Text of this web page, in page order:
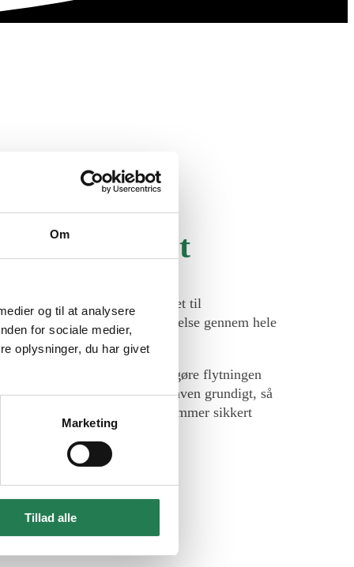
Om
og til at analysere
for sociale medier,
oplysninger, du har givet
Marketing
Tillad alle
og kvalitet
som leverer høj kvalitet til
for at skabe en god oplevelse gennem hele
Bugt. Vores mål er at gøre flytningen
behov og planlægger opgaven grundigt, så
for, at dine ejendele kommer sikkert